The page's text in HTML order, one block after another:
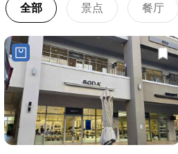
全部 景点 餐厅